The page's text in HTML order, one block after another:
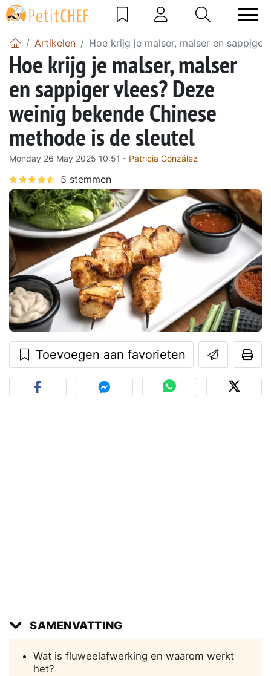
Artikelen Hoe krijg je malser, malser en
Hoe krijg je malser, malser
en sappiger vlees? Deze
weinig bekende Chinese
methode is de sleutel
Monday 26 May 2025 10:51 - Patricia González
Toevoegen aan favorieten
SAMENVATTING
Wat is fluweelafwerking en waarom werkt
het?